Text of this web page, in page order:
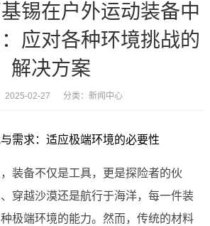
锡在户外运动装备中
应对各种环境挑战的
解决方案
2025-02-27 分类： 新闻中心
需求：适应极端环境的必要性
装备不仅是工具，更是探险者的伙
穿越沙漠还是航行于海洋，每一件装
极端环境的能力。然而，传统的材料